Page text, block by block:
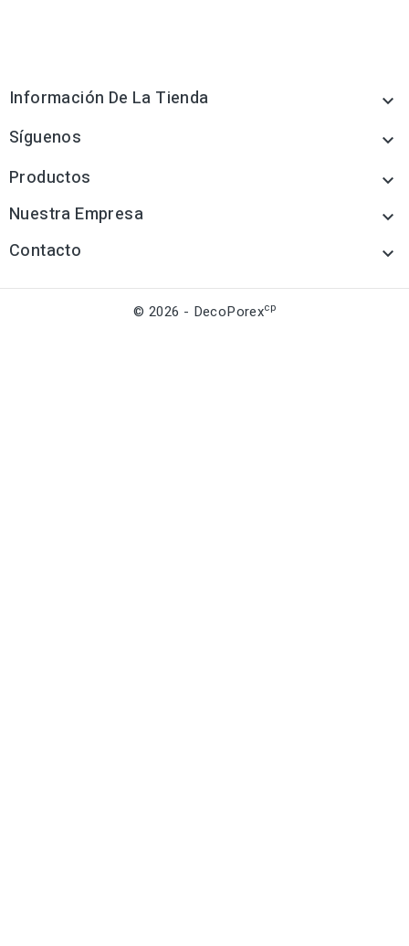
Información De La Tienda 
Síguenos 
Productos 
Nuestra Empresa 
Contacto 
© 2026 - DecoPorexcp